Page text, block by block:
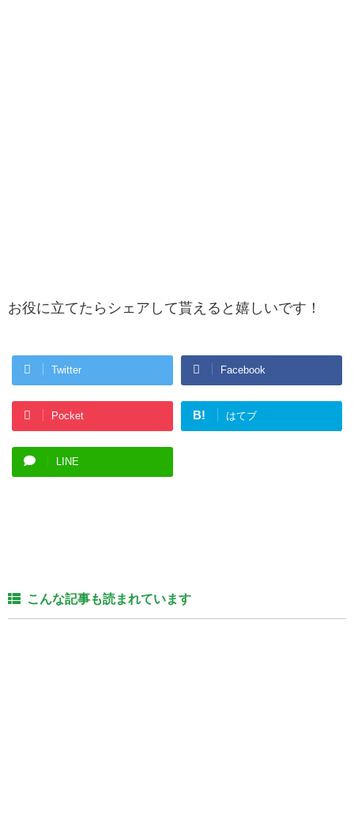
お役に立てたらシェアして貰えると嬉しいです！
Twitter Facebook
Pocket B! はてブ
LINE
こんな記事も読まれています